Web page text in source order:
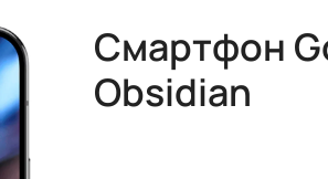
Смартфон
Obsidian